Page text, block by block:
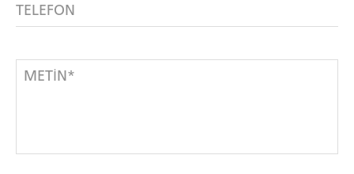
TELEFON
METIN*